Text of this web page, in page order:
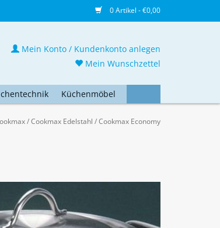
0 Artikel - €0,00
Küchenmöbel
Mein Konto / Kundenkonto anlegen
Mein Wunschzettel
/Cookmax Edelstahl /Cookmax Economy